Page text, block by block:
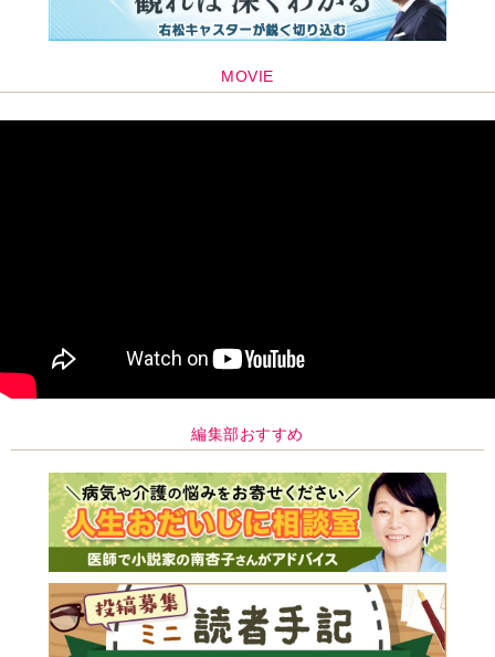
MOVIE
編集部おすすめ